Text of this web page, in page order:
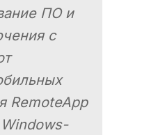
ПО и
с
RemoteApp
Windows-